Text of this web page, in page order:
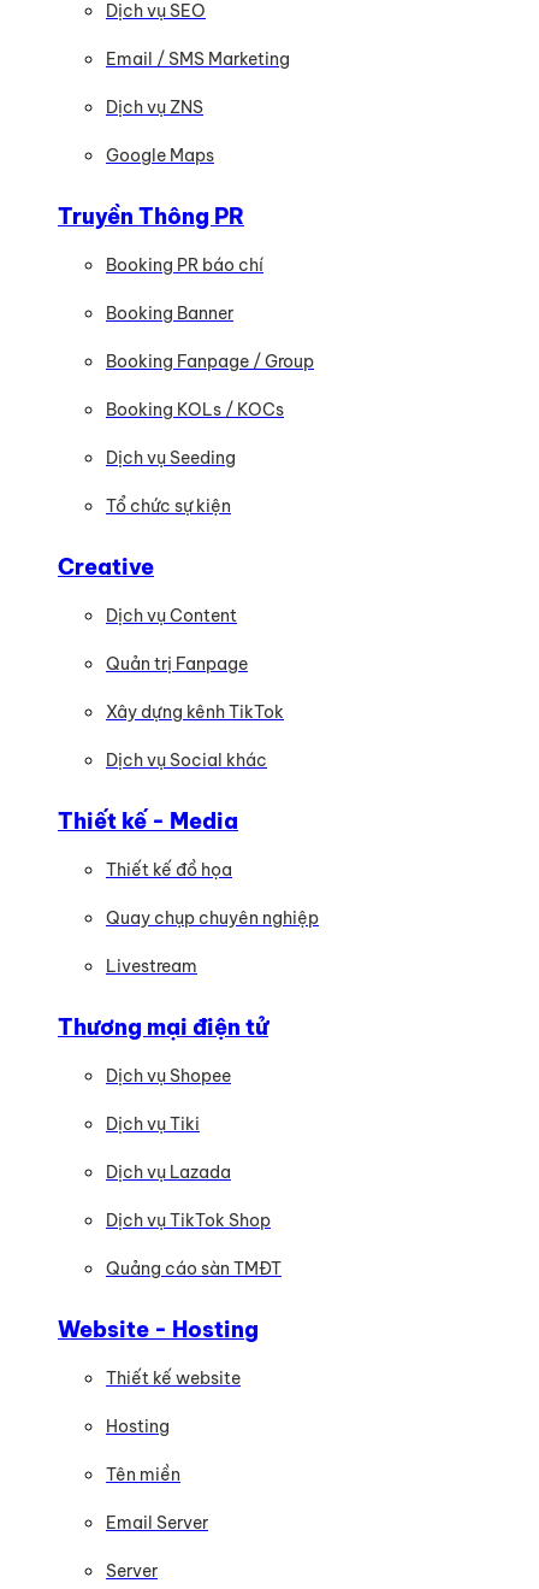
Dịch vụ SEO
Email / SMS Marketing
Dịch vụ ZNS
Google Maps
Truyền Thông PR
Booking PR báo chí
Booking Banner
Booking Fanpage / Group
Booking KOLs / KOCs
Dịch vụ Seeding
Tổ chức sự kiện
Creative
Dịch vụ Content
Quản trị Fanpage
Xây dựng kênh TikTok
Dịch vụ Social khác
Thiết kế - Media
Thiết kế đồ họa
Quay chụp chuyên nghiệp
Livestream
Thương mại điện tử
Dịch vụ Shopee
Dịch vụ Tiki
Dịch vụ Lazada
Dịch vụ TikTok Shop
Quảng cáo sàn TMĐT
Website - Hosting
Thiết kế website
Hosting
Tên miền
Email Server
Server